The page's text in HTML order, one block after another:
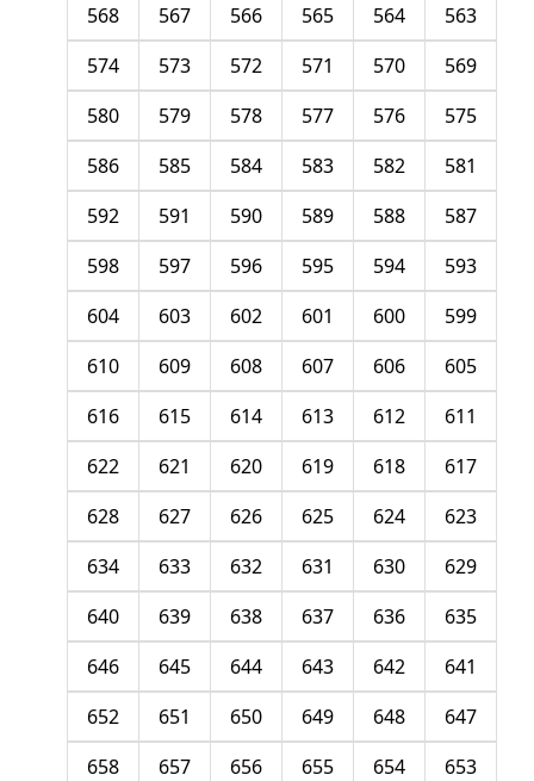
563
564
565
566
567
568
569
570
571
572
573
574
575
576
577
578
579
580
581
582
583
584
585
586
587
588
589
590
591
592
593
594
595
596
597
598
599
600
601
602
603
604
605
606
607
608
609
610
611
612
613
614
615
616
617
618
619
620
621
622
623
624
625
626
627
628
629
630
631
632
633
634
635
636
637
638
639
640
641
642
643
644
645
646
647
648
649
650
651
652
653
654
655
656
657
658